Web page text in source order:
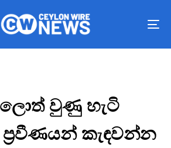
වුණු හැටි
කැඳවන්න